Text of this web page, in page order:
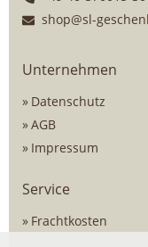
shop@sl-
Unternehmen
Datenschutz
AGB
Impressum
Service
Frachtkosten